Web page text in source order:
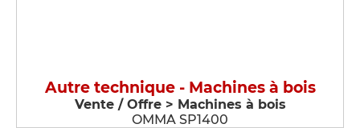
Autre technique - Machines à bois
Vente / Offre > Machines à bois
OMMA SP1400